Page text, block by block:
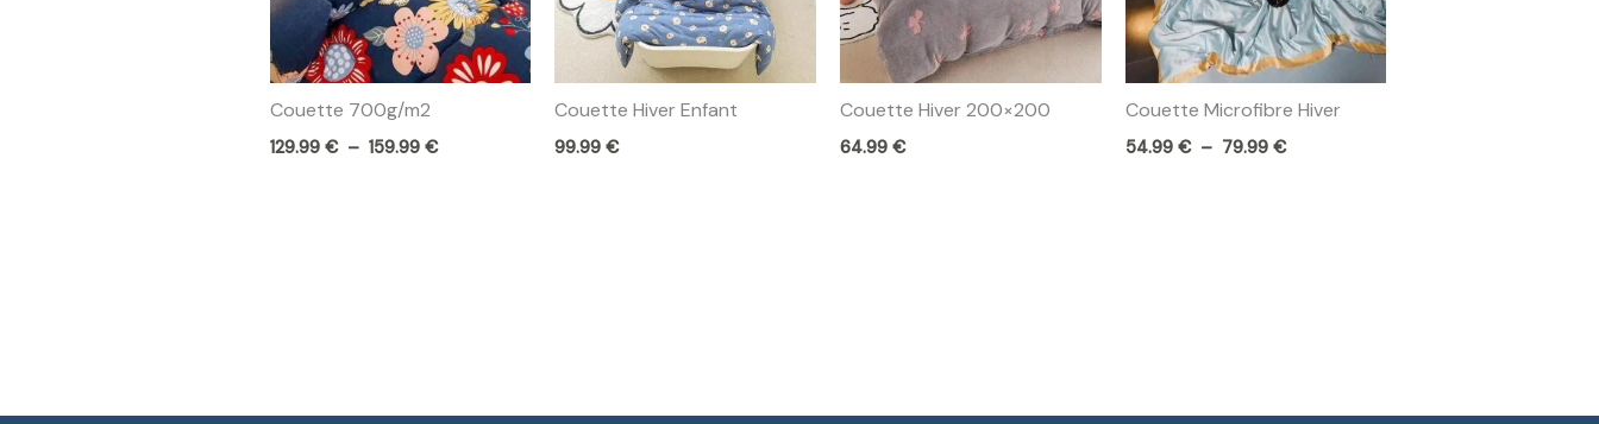
Couette 700g/m2
129.99 € – 159.99 €
Couette Hiver Enfant
99.99€
Couette Hiver 200×200
64.99 €
Couette Microfibre Hiver
54.99 € – 79.99 €